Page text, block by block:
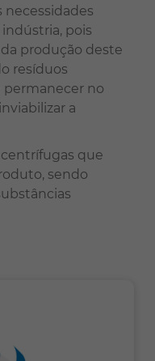
necessidades
pois
produção deste
resíduos
permanecer no
a
centrífugas que
sendo